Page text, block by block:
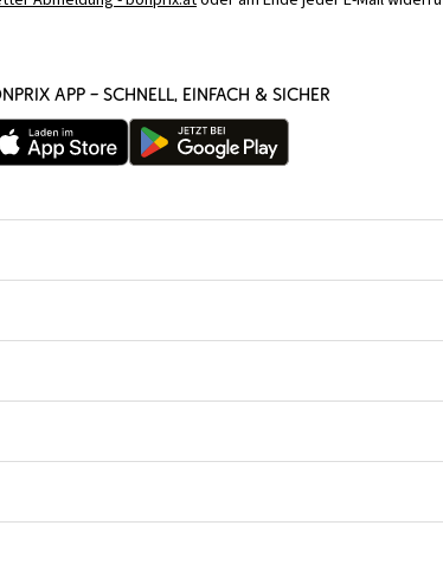
App – schnell, einfach & sicher